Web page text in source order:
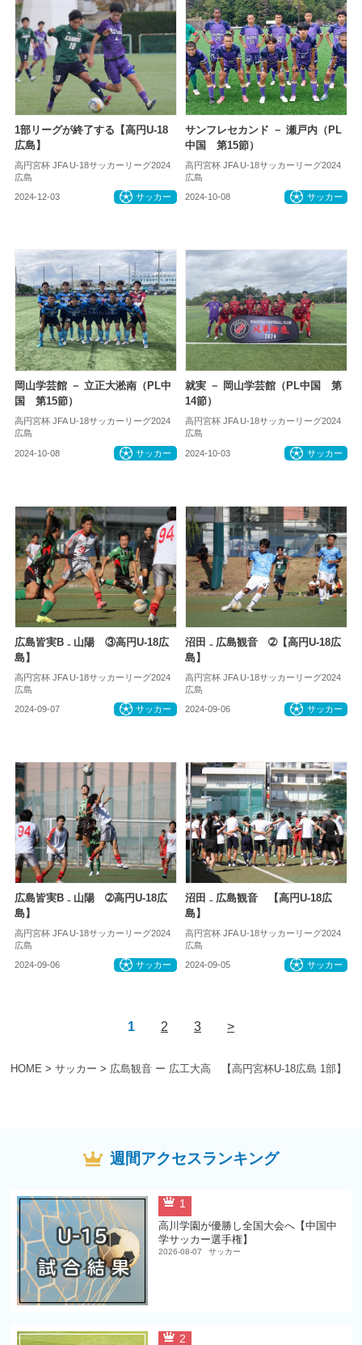
HOME > サッカー > 広島観音 ー 広工大高 【高円宮杯U-18広島 1部】
1部リーグが終了する【高円U-18
広島】
高円宮杯 JFA U-18サッカーリーグ2024
広島
2024-12-03 サッカー
サンフレセカンド － 瀬戸内（PL
中国 第15節）
高円宮杯 JFA U-18サッカーリーグ2024
広島
2024-10-08 サッカー
岡山学芸館 － 立正大淞南（PL中
国 第15節）
高円宮杯 JFA U-18サッカーリーグ2024
広島
2024-10-08 サッカー
就実 － 岡山学芸館（PL中国 第
14節）
高円宮杯 JFA U-18サッカーリーグ2024
広島
2024-10-03 サッカー
広島皆実B ₋ 山陽 ③高円U-18広
島】
高円宮杯 JFA U-18サッカーリーグ2024
広島
2024-09-07 サッカー
沼田 ₋ 広島観音 ➁【高円U-18広
島】
高円宮杯 JFA U-18サッカーリーグ2024
広島
2024-09-06 サッカー
広島皆実B ₋ 山陽 ➁高円U-18広
島】
高円宮杯 JFA U-18サッカーリーグ2024
広島
2024-09-06 サッカー
沼田 ₋ 広島観音 【高円U-18広
島】
高円宮杯 JFA U-18サッカーリーグ2024
広島
2024-09-05 サッカー
1 2 3 >
週間アクセスランキング
1
高川学園が優勝し全国大会へ【中国中
学サッカー選手権】
2026-08-07 サッカー
2